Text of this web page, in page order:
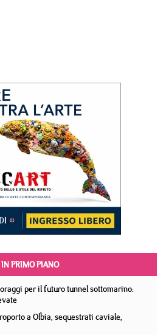
IN PRIMO PIANO
per il futuro tunnel sottomarino:
a Olbia, sequestrati caviale,